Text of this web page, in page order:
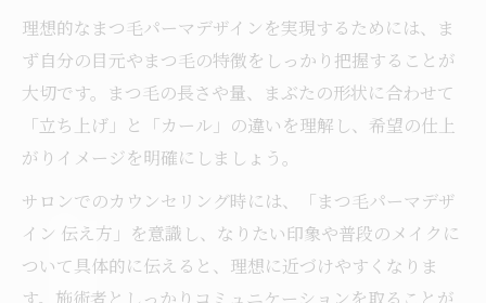
まつ毛パーマ カールと立ち上げの違い解説
まつ毛パーマ応用で選ぶカールデザインの
特徴
まつ毛パーマ応用のカール選びで印象を変
える
まつ毛パーマ応用と立ち上げの選択ポイン
ト
まつ毛パーマ カールデザイン選びのコツ
理想的なまつ毛パーマデザインを実現するためには、ま
ず自分の目元やまつ毛の特徴をしっかり把握することが
大切です。まつ毛の長さや量、まぶたの形状に合わせて
「立ち上げ」と「カール」の違いを理解し、希望の仕上
がりイメージを明確にしましょう。
サロンでのカウンセリング時には、「まつ毛パーマデザ
イン 伝え方」を意識し、なりたい印象や普段のメイクに
ついて具体的に伝えると、理想に近づけやすくなりま